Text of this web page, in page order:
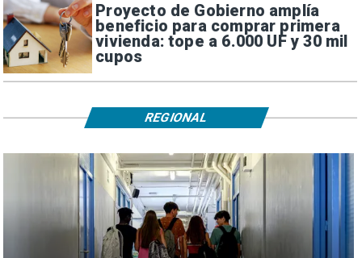
Proyecto de Gobierno amplía
beneficio para comprar primera
vivienda: tope a 6.000 UF y 30 mil
cupos
REGIONAL